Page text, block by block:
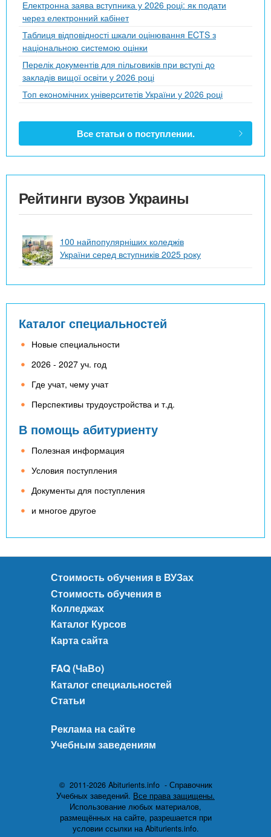
Електронна заява вступника у 2026 році: як подати
через електронний кабінет
Таблиця відповідності шкали оцінювання ECTS з
національною системою оцінки
Перелік документів для пільговиків при вступі до
закладів вищої освіти у 2026 році
Топ економічних університетів України у 2026 році
Все статьи о поступлении.
Рейтинги вузов Украины
100 найпопулярніших коледжів
України серед вступників 2025 року
Каталог специальностей
Новые специальности
2026 - 2027 уч. год
Где учат, чему учат
Перспективы трудоустройства и т.д.
В помощь абитуриенту
Полезная информация
Условия поступления
Документы для поступления
и многое другое
Стоимость обучения в ВУЗах
Стоимость обучения в
Колледжах
Каталог Курсов
Карта сайта
FAQ (ЧаВо)
Каталог специальностей
Статьи
Реклама на сайте
Учебным заведениям
© 2011-2026 Abiturients.info - Справочник
Учебных заведений. Все права защищены.
Использование любых материалов,
размещённых на сайте, разрешается при
условии ссылки на Abiturients.info.